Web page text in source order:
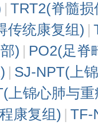
| TRT2(脊髓
传统康复组) |
) | PO2(足脊
| SJ-NPT(上
上锦心肺与
康复组) | TF-